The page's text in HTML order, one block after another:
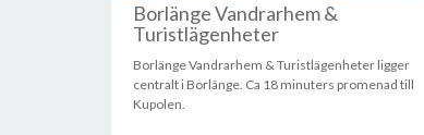
Borlänge Vandrarhem &
Turistlägenheter
Borlänge Vandrarhem & Turistlägenheter ligger
centralt i Borlänge. Ca 18 minuters promenad till
Kupolen.